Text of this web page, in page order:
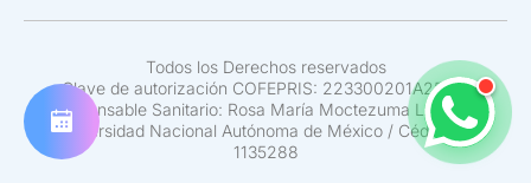
La Clínica Dental | Interlomas
Todos los Derechos reservados
Clave de autorización COFEPRIS: 223300201A2524.
Responsable Sanitario: Rosa María Moctezuma Lozano /
Universidad Nacional Autónoma de México / Cédula N°
1135288